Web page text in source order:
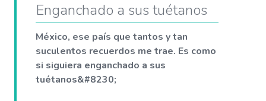
Enganchado a sus tuétanos
México, ese país que tantos y tan
suculentos recuerdos me trae. Es como
si siguiera enganchado a sus
tuétanos&#8230;